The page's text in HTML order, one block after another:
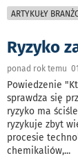
ARTYKUŁY
Ryzyko
ponad rok temu
Powiedzenie
sprawdza się
ryzyko ma
ryzykuje zbyt
procesie
chemikaliów,...